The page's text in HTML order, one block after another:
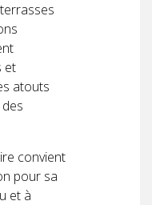
et
atouts
convient
pour sa
et à